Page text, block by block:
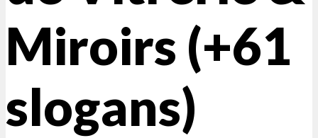
Miroirs (+61
slogans)